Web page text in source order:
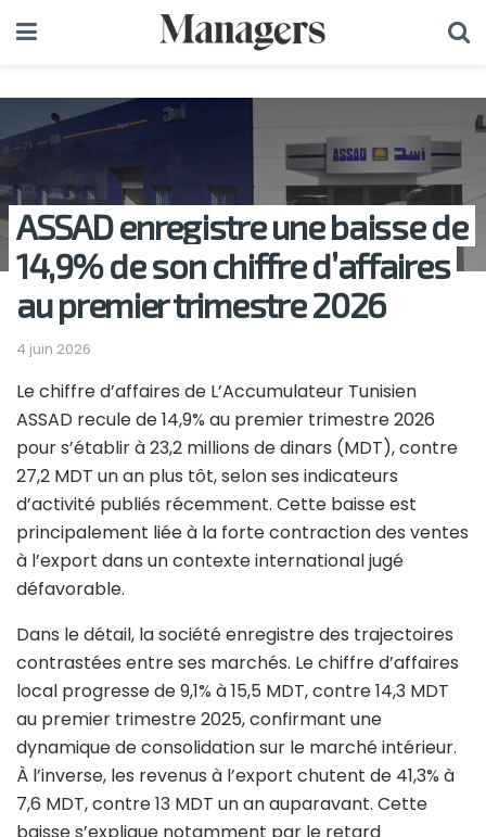
ASSAD enregistre une baisse de
14,9% de son chiffre d’affaires
au premier trimestre 2026
4 juin 2026
Le chiffre d’affaires de L’Accumulateur Tunisien
ASSAD recule de 14,9% au premier trimestre 2026
pour s’établir à 23,2 millions de dinars (MDT), contre
27,2 MDT un an plus tôt, selon ses indicateurs
d’activité publiés récemment. Cette baisse est
principalement liée à la forte contraction des ventes
à l’export dans un contexte international jugé
défavorable.
Dans le détail, la société enregistre des trajectoires
contrastées entre ses marchés. Le chiffre d’affaires
local progresse de 9,1% à 15,5 MDT, contre 14,3 MDT
au premier trimestre 2025, confirmant une
dynamique de consolidation sur le marché intérieur.
À l’inverse, les revenus à l’export chutent de 41,3% à
7,6 MDT, contre 13 MDT un an auparavant. Cette
baisse s’explique notamment par le retard